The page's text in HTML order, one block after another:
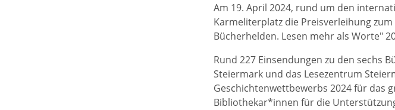
Am 19. April 2024, rund um den
Karmeliterplatz die Preisverleihung
Bücherhelden. Lesen mehr als Worte"
Rund 227 Einsendungen zu den sechs
Steiermark und das Lesezentrum
Geschichtenwettbewerbs 2024 für das
Bibliothekar*innen für die